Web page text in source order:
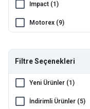
Impact (1)
Motorex (9)
Muc-Off (13)
Pro (2)
RotoEvo (1)
Filtre Seçenekleri
Yeni Ürünler (1)
İndirimli Ürünler (5)